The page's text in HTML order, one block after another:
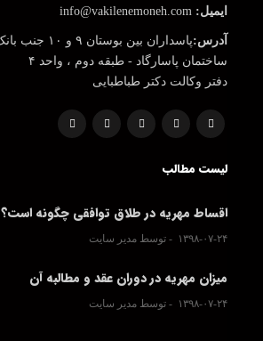
ایمیل:
آدرس:پاسداران بین بوستان ۹ و ۱۰ جنب بانک پاسارگاد
ساختمان پاسارگاد - طبقه دوم ، واحد ۴
دفتر وکالت دکتر طباطبایی
لیست مطالب
اقساط مهریه در طلاق توافقی چگونه است؟
۱۳۹۸-۰۷-۲۴ توسط مدیر سایت
میزان مهریه در دوران عقد و مطالبه آن
۱۳۹۸-۰۷-۲۴ توسط مدیر سایت